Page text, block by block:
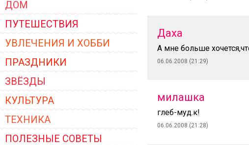
ДОМ
ПУТЕШЕСТВИЯ
УВЛЕЧЕНИЯ И ХОББИ
ПРАЗДНИКИ
ЗВЁЗДЫ
КУЛЬТУРА
ТЕХНИКА
ПОЛЕЗНЫЕ СОВЕТЫ
Даха
А мне больше
06.06.2008 (21:29)
милашка
глеб-муд.к!
06.06.2008 (21:28)